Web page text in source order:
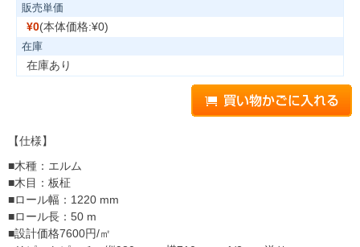
販売単価
¥0(本体価格:¥0)
在庫
在庫あり
【仕様】
■木種：エルム
■木目：板柾
■ロール幅：1220 mm
■ロール長：50 m
■設計価格7600円/㎡